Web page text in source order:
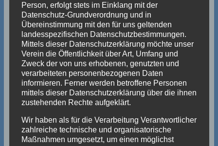
Beinahe hätte der
Bildsensor gestreikt, bei
der Fahne
Person, erfolgt stets im Einklang mit der
Datenschutz-Grundverordnung und in
Übereinstimmung mit den für uns geltenden
landesspezifischen Datenschutzbestimmungen.
Mittels dieser Datenschutzerklärung möchte unser
Verein die Öffentlichkeit über Art, Umfang und
Zweck der von uns erhobenen, genutzten und
verarbeiteten personenbezogenen Daten
informieren. Ferner werden betroffene Personen
mittels dieser Datenschutzerklärung über die ihnen
zustehenden Rechte aufgeklärt.
Wir haben als für die Verarbeitung Verantwortlicher
zahlreiche technische und organisatorische
Maßnahmen umgesetzt, um einen möglichst